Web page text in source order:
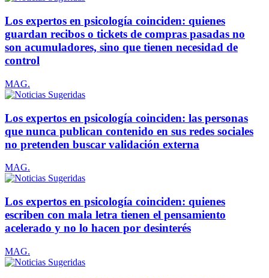
Los expertos en psicología coinciden: quienes
guardan recibos o tickets de compras pasadas no
son acumuladores, sino que tienen necesidad de
control
MAG.
Los expertos en psicología coinciden: las personas
que nunca publican contenido en sus redes sociales
no pretenden buscar validación externa
MAG.
Los expertos en psicología coinciden: quienes
escriben con mala letra tienen el pensamiento
acelerado y no lo hacen por desinterés
MAG.